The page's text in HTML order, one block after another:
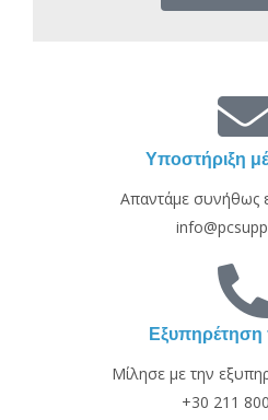
Υποστήριξη
Απαντάμε συνήθως
Μίλησε με την
+30 211